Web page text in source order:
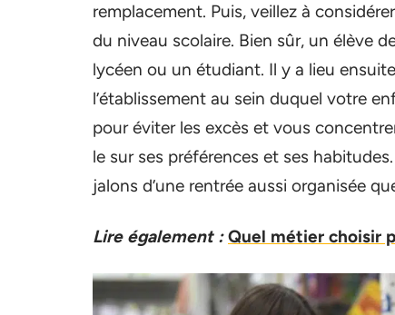
remplacement. Puis, veillez à
du niveau scolaire. Bien sûr, un élève
lycéen ou un étudiant. Il y a lieu
l’établissement au sein duquel votre
pour éviter les excès et vous
le sur ses préférences et ses
jalons d’une rentrée aussi organisée
Lire également : Quel métier choisir